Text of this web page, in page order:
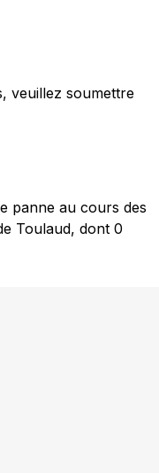
veuillez soumettre
panne au cours des
Toulaud, dont 0